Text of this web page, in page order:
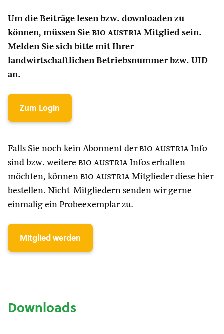
Um die Beiträge lesen bzw. downloaden zu
können, müssen Sie bio austria Mitglied sein.
Melden Sie sich bitte mit Ihrer
landwirtschaftlichen Betriebsnummer bzw. UID
an.
Zum Login
Falls Sie noch kein Abonnent der bio austria Info
sind bzw. weitere bio austria Infos erhalten
möchten, können bio austria Mitglieder diese hier
bestellen. Nicht-Mitgliedern senden wir gerne
einmalig ein Probeexemplar zu.
Mitglied werden
Downloads